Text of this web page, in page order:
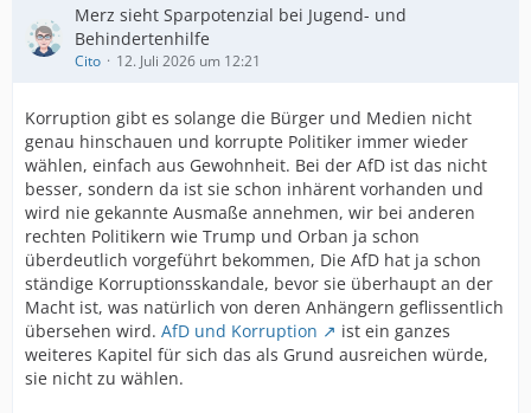
Merz sieht Sparpotenzial bei Jugend- und
Behindertenhilfe
Cito 12. Juli 2026 um 12:21
Korruption gibt es solange die Bürger und Medien nicht
genau hinschauen und korrupte Politiker immer wieder
wählen, einfach aus Gewohnheit. Bei der AfD ist das nicht
besser, sondern da ist sie schon inhärent vorhanden und
wird nie gekannte Ausmaße annehmen, wir bei anderen
rechten Politikern wie Trump und Orban ja schon
überdeutlich vorgeführt bekommen, Die AfD hat ja schon
ständige Korruptionsskandale, bevor sie überhaupt an der
Macht ist, was natürlich von deren Anhängern geflissentlich
übersehen wird. AfD und Korruption
ist ein ganzes
weiteres Kapitel für sich das als Grund ausreichen würde,
sie nicht zu wählen.